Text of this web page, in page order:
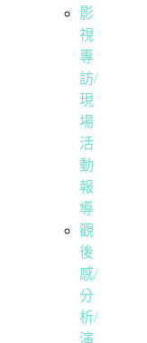
影
視
專
訪/
現
場
活
動
報
導
觀
後
感/
分
析/
演